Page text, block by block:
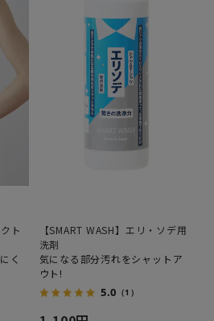
ト
く
【SMART WASH】エリ・ソデ用
洗剤
気になる部分汚れをシャットア
ウト!
5.0 （1）